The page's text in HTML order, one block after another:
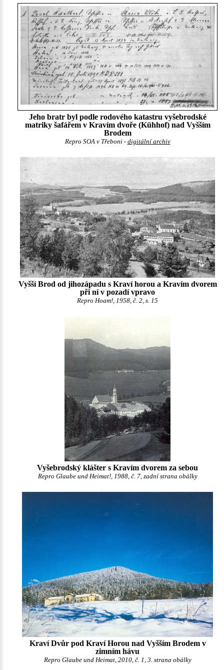
Jeho bratr byl podle rodového katastru vyšebrodské
matriky šafářem v Kravím dvoře (Kühhof) nad Vyšším
Brodem
Repro SOA v Třeboni - digitální archiv
Vyšší Brod od jihozápadu s Kraví horou a Kravím dvorem
při ní v pozadí vpravo
Repro Hoam!, 1958, č. 2, s. 15
Vyšebrodský klášter s Kravím dvorem za sebou
Repro Glaube und Heimat!, 1988, č. 7, zadní strana obálky
Kraví Dvůr pod Kraví Horou nad Vyšším Brodem v
zimním hávu
Repro Glaube und Heimat, 2010, č. 1, 3. strana obálky